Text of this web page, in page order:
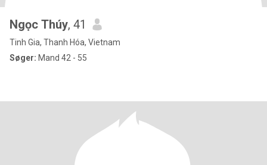
Ngọc Thúy, 41
Tinh Gia, Thanh Hóa, Vietnam
Søger: Mand 42 - 55